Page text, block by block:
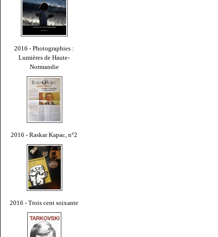
2016 - Photographies :
Lumières de Haute-
Normandie
2016 - Raskar Kapac, n°2
2016 - Trois cent soixante